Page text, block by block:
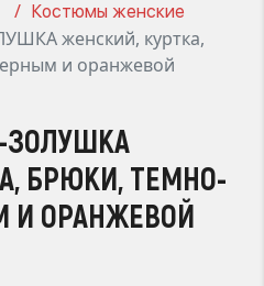
Костюмы женские
женский, куртка,
и оранжевой
ЗОЛУШКА
БРЮКИ, ТЕМНО-
И ОРАНЖЕВОЙ